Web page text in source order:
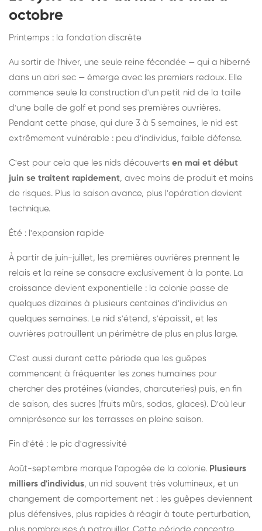
octobre
Printemps : la fondation discrète
Au sortir de l'hiver, une seule reine fécondée — qui a hiberné
dans un abri sec — émerge avec les premiers redoux. Elle
commence seule la construction d'un petit nid de la taille
d'une balle de golf et pond ses premières ouvrières.
Pendant cette phase, qui dure 3 à 5 semaines, le nid est
extrêmement vulnérable : peu d'individus, faible défense.
C'est pour cela que les nids découverts en mai et début
juin se traitent rapidement, avec moins de produit et moins
de risques. Plus la saison avance, plus l'opération devient
technique.
Été : l'expansion rapide
À partir de juin-juillet, les premières ouvrières prennent le
relais et la reine se consacre exclusivement à la ponte. La
croissance devient exponentielle : la colonie passe de
quelques dizaines à plusieurs centaines d'individus en
quelques semaines. Le nid s'étend, s'épaissit, et les
ouvrières patrouillent un périmètre de plus en plus large.
C'est aussi durant cette période que les guêpes
commencent à fréquenter les zones humaines pour
chercher des protéines (viandes, charcuteries) puis, en fin
de saison, des sucres (fruits mûrs, sodas, glaces). D'où leur
omniprésence sur les terrasses en pleine saison.
Fin d'été : le pic d'agressivité
Août-septembre marque l'apogée de la colonie. Plusieurs
milliers d'individus, un nid souvent très volumineux, et un
changement de comportement net : les guêpes deviennent
plus défensives, plus rapides à réagir à toute perturbation,